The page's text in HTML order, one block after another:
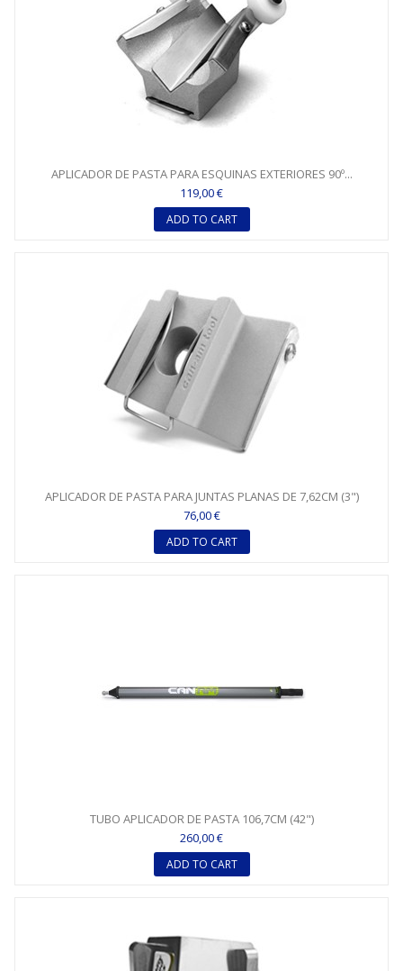
APLICADOR DE PASTA PARA ESQUINAS EXTERIORES 90º...
119,00 €
ADD TO CART
APLICADOR DE PASTA PARA JUNTAS PLANAS DE 7,62CM (3")
76,00 €
ADD TO CART
TUBO APLICADOR DE PASTA 106,7CM (42")
260,00 €
ADD TO CART